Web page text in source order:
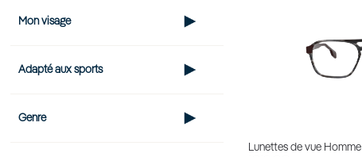
Lunettes de vue Homme
Mon visage
Adapté aux sports
Genre